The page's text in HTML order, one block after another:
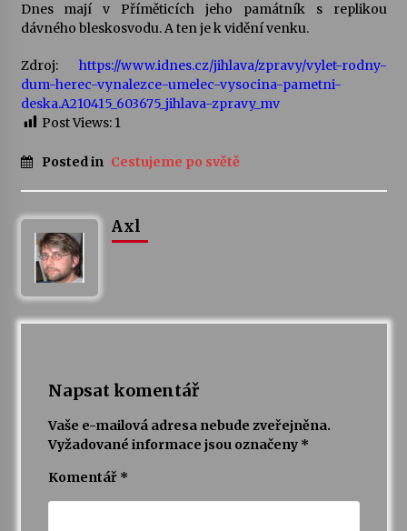
Dnes mají v Příměticích jeho památník s replikou
dávného bleskosvodu. A ten je k vidění venku.
Zdroj: https://www.idnes.cz/jihlava/zpravy/vylet-rodny-
dum-herec-vynalezce-umelec-vysocina-pametni-
deska.A210415_603675_jihlava-zpravy_mv
Post Views: 1
Posted in Cestujeme po světě
Axl
Napsat komentář
Vaše e-mailová adresa nebude zveřejněna.
Vyžadované informace jsou označeny *
Komentář *